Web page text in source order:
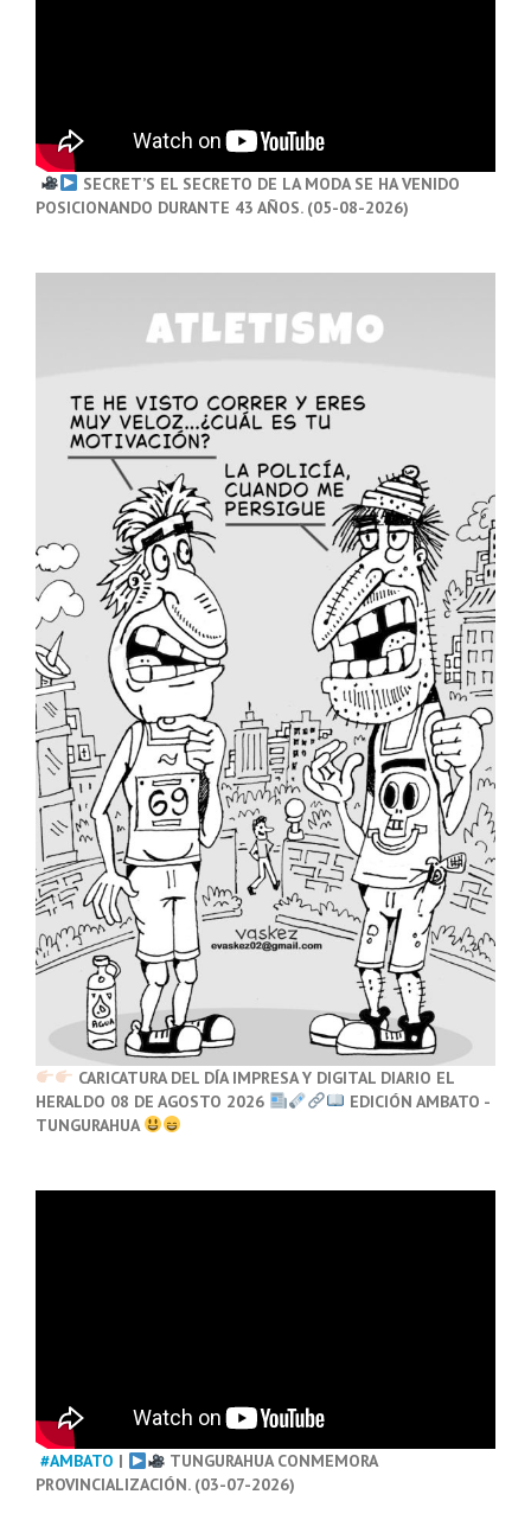
SECRET’S EL SECRETO DE LA MODA SE HA VENIDO
POSICIONANDO DURANTE 43 AÑOS. (05-08-2026)
CARICATURA DEL DÍA IMPRESA Y DIGITAL DIARIO EL
HERALDO 08 DE AGOSTO 2026
EDICIÓN AMBATO -
TUNGURAHUA
#AMBATO |
TUNGURAHUA CONMEMORA
PROVINCIALIZACIÓN. (03-07-2026)